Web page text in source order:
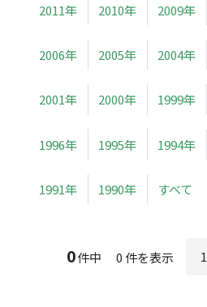
2011年 2010年 2009年
2006年 2005年 2004年
2001年 2000年 1999年
1996年 1995年 1994年
1991年 1990年 すべて
0件中 0 件を表示